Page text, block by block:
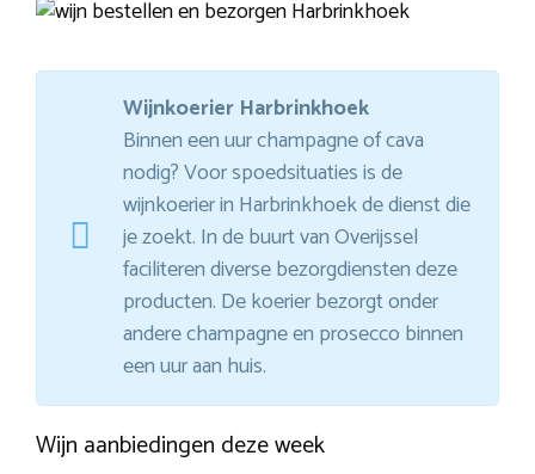
Wijnkoerier Harbrinkhoek
Binnen een uur champagne of cava
nodig? Voor spoedsituaties is de
wijnkoerier in Harbrinkhoek de dienst die
je zoekt. In de buurt van Overijssel
faciliteren diverse bezorgdiensten deze
producten. De koerier bezorgt onder
andere champagne en prosecco binnen
een uur aan huis.
Wijn aanbiedingen deze week